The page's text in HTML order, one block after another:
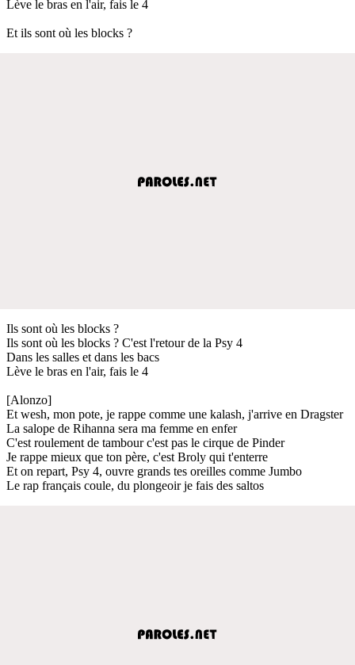
Lève le bras en l'air, fais le 4
Et ils sont où les blocks ?
Ils sont où les blocks ?
Ils sont où les blocks ? C'est l'retour de la Psy 4
Dans les salles et dans les bacs
Lève le bras en l'air, fais le 4
[Alonzo]
Et wesh, mon pote, je rappe comme une kalash, j'arrive en Dragster
La salope de Rihanna sera ma femme en enfer
C'est roulement de tambour c'est pas le cirque de Pinder
Je rappe mieux que ton père, c'est Broly qui t'enterre
Et on repart, Psy 4, ouvre grands tes oreilles comme Jumbo
Le rap français coule, du plongeoir je fais des saltos